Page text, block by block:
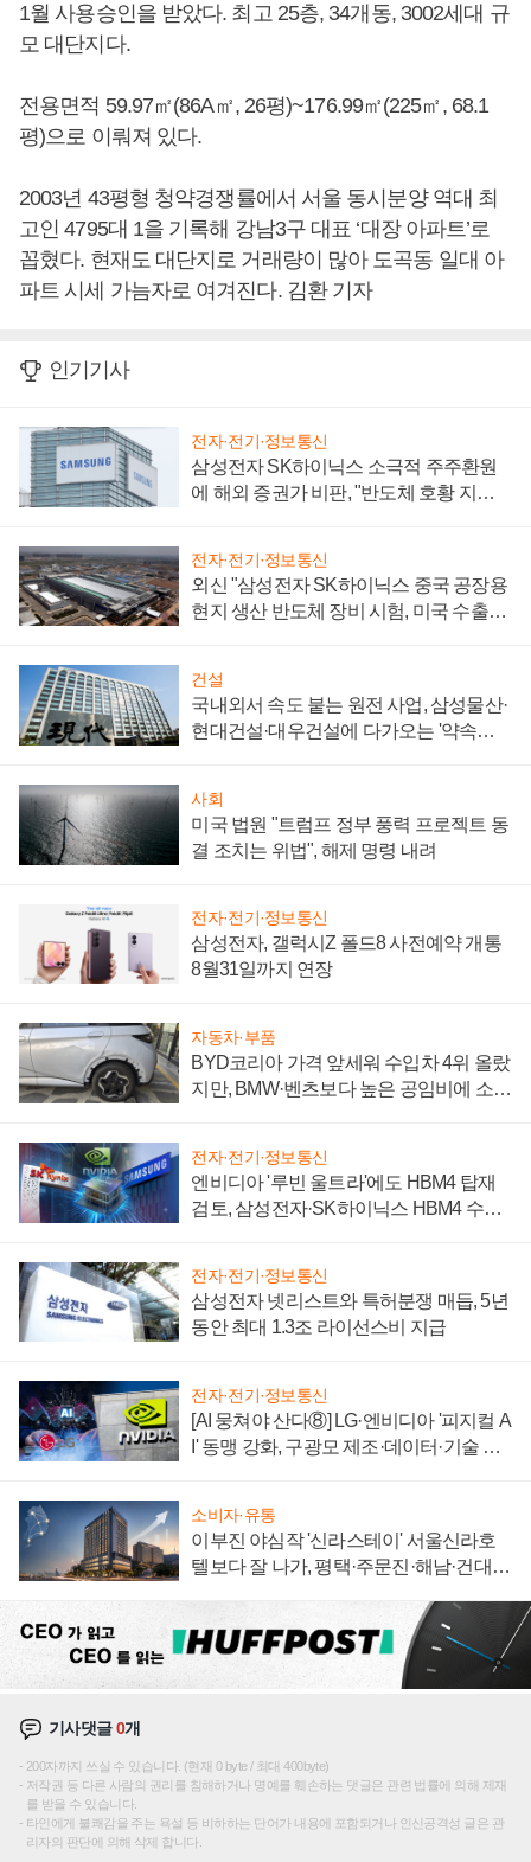
1월 사용승인을 받았다. 최고 25층, 34개동, 3002세대 규
모 대단지다.
전용면적 59.97㎡(86A㎡, 26평)~176.99㎡(225㎡, 68.1
평)으로 이뤄져 있다.
2003년 43평형 청약경쟁률에서 서울 동시분양 역대 최
고인 4795대 1을 기록해 강남3구 대표 ‘대장 아파트’로
꼽혔다. 현재도 대단지로 거래량이 많아 도곡동 일대 아
파트 시세 가늠자로 여겨진다. 김환 기자
인기기사
전자·전기·정보통신
삼성전자 SK하이닉스 소극적 주주환원
에 해외 증권가 비판, "반도체 호황 지속
전자·전기·정보통신
외신 "삼성전자 SK하이닉스 중국 공장용
현지 생산 반도체 장비 시험, 미국 수출통
건설
국내외서 속도 붙는 원전 사업, 삼성물산·
현대건설·대우건설에 다가오는 '약속의
사회
미국 법원 "트럼프 정부 풍력 프로젝트 동
결 조치는 위법", 해제 명령 내려
전자·전기·정보통신
삼성전자, 갤럭시Z 폴드8 사전예약 개통
8월31일까지 연장
자동차·부품
BYD코리아 가격 앞세워 수입차 4위 올랐
지만, BMW·벤츠보다 높은 공임비에 소비
전자·전기·정보통신
엔비디아 '루빈 울트라'에도 HBM4 탑재
검토, 삼성전자·SK하이닉스 HBM4 수율
전자·전기·정보통신
삼성전자 넷리스트와 특허분쟁 매듭, 5년
동안 최대 1.3조 라이선스비 지급
전자·전기·정보통신
[AI 뭉쳐야 산다⑧] LG·엔비디아 '피지컬 A
I' 동맹 강화, 구광모 제조·데이터·기술 결
소비자·유통
이부진 야심작 '신라스테이' 서울신라호
텔보다 잘 나가, 평택·주문진·해남·건대로
기사댓글0개
200자까지 쓰실 수 있습니다. (현재 0 byte / 최대 400byte)
저작권 등 다른 사람의 권리를 침해하거나 명예를 훼손하는 댓글은 관련 법률에 의해 제재
를 받을 수 있습니다.
타인에게 불쾌감을 주는 욕설 등 비하하는 단어가 내용에 포함되거나 인신공격성 글은 관
리자의 판단에 의해 삭제 합니다.